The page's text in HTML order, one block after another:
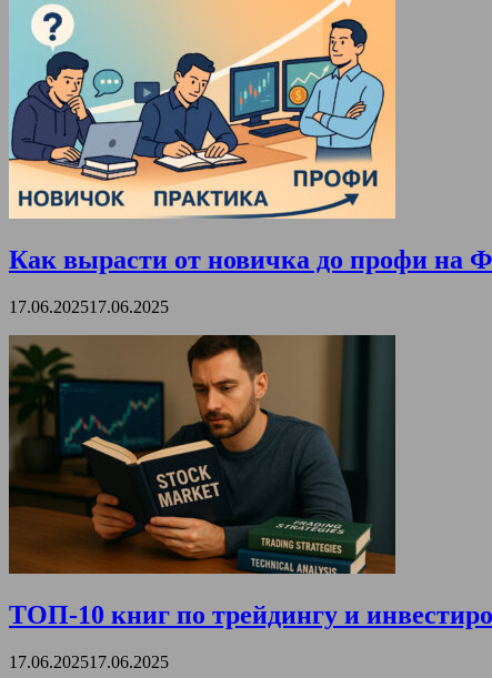
Как вырасти от новичка до профи на
17.06.202517.06.2025
ТОП-10 книг по трейдингу и
17.06.202517.06.2025